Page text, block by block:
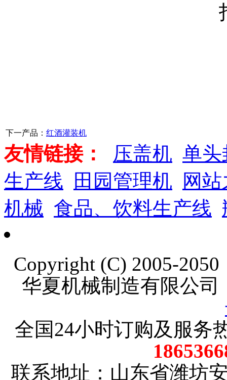
下一产品： 红酒灌装机
友情链接： 压盖机 单头
生产线
田园管理机
网
机械 食品、饮料生产线
Copyright (C) 2005-
华夏机械制造有限公
全国24小时订购及服务
联系地址：山东省潍坊